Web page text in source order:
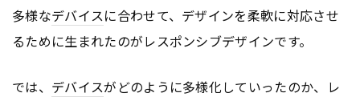
多様なデバイスに合わせて、デザインを柔軟に対応させ
るために生まれたのがレスポンシブデザインです。
では、 デバイスがどのように多様化していったのか、レ